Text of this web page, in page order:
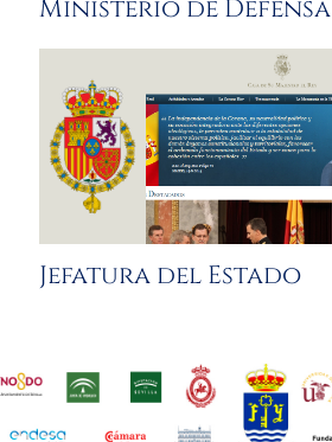
Ministerio de Defensa
Jefatura del Estado